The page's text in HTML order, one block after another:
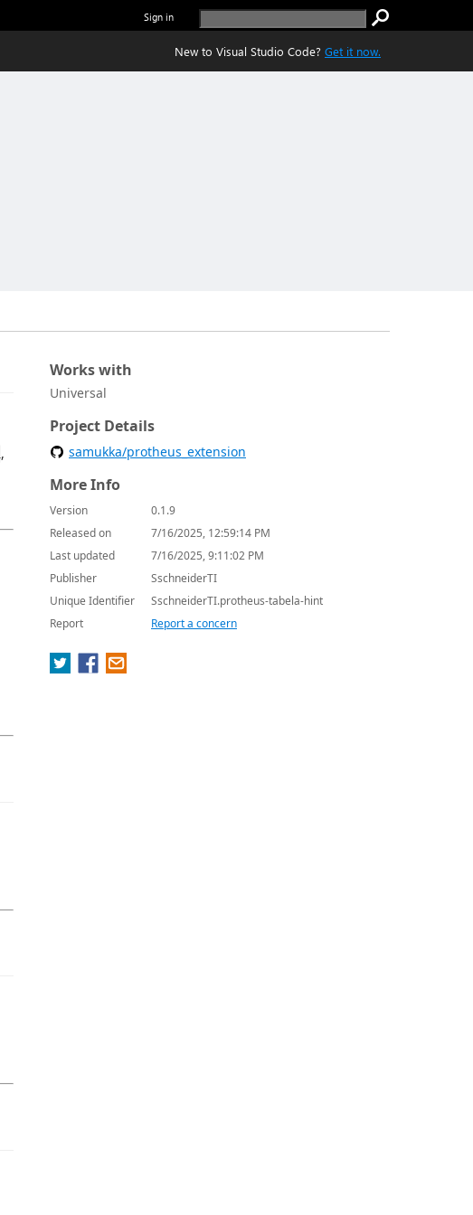
Sign in
New to Visual Studio Code? Get it now.
,
Works with
Universal
Project Details
samukka/protheus_extension
More Info
Version
0.1.9
Released on
7/16/2025, 12:59:14 PM
Last updated
7/16/2025, 9:11:02 PM
Publisher
SschneiderTI
Unique Identifier
SschneiderTI.protheus-tabela-hint
Report
Report a concern